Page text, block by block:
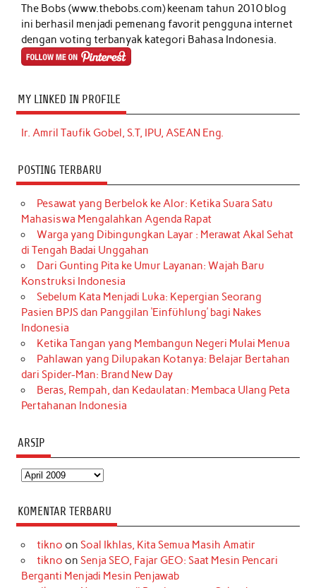
The Bobs (www.thebobs.com) keenam tahun 2010 blog
ini berhasil menjadi pemenang favorit pengguna internet
dengan voting terbanyak kategori Bahasa Indonesia.
MY LINKED IN PROFILE
Ir. Amril Taufik Gobel, S.T, IPU, ASEAN Eng.
POSTING TERBARU
Pesawat yang Berbelok ke Alor: Ketika Suara Satu
Mahasiswa Mengalahkan Agenda Rapat
Warga yang Dibingungkan Layar : Merawat Akal Sehat
di Tengah Badai Unggahan
Dari Gunting Pita ke Umur Layanan: Wajah Baru
Konstruksi Indonesia
Sebelum Kata Menjadi Luka: Kepergian Seorang
Pasien BPJS dan Panggilan ‘Einfühlung’ bagi Nakes
Indonesia
Ketika Tangan yang Membangun Negeri Mulai Menua
Pahlawan yang Dilupakan Kotanya: Belajar Bertahan
dari Spider-Man: Brand New Day
Beras, Rempah, dan Kedaulatan: Membaca Ulang Peta
Pertahanan Indonesia
ARSIP
Arsip
KOMENTAR TERBARU
tikno on Soal Ikhlas, Kita Semua Masih Amatir
tikno on Senja SEO, Fajar GEO: Saat Mesin Pencari
Berganti Menjadi Mesin Penjawab